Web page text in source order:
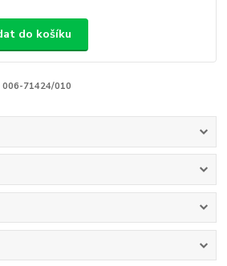
do košíku
006-71424/010